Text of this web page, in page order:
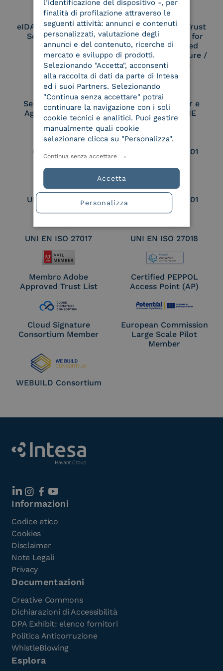
eIDAS Qualified Trust
Service Provider
eIDAS Qualified Trust
Service Provider for
Remote Qualified
Electronic Signature /
Seal Creation
Service Provider e
Aggregatore SPID
Service Provider e
Aggregatore CIE
Conservatore
qualificato
UNI EN ISO 37001
UNI EN ISO 9001 UNI EN ISO 27001
UNI EN ISO 27017 UNI EN ISO 27018
Membro Adobe
Approved Trust List
Certified PEPPOL
Access Point (AP)
Cloud Signature
Consortium Member
European Commission
Large Scale Pilot
Member
WEBUILD Consortium
Informazioni
Codice etico
Cookies
Disclaimer
Note Legali
Privacy
Documentazioni
Creative Commons
Dichiarazioni di Accessibilità
DPA Exhibit: elenco fornitori
Politica Anticorruzione
WhistleBlowing
Esplora
l’identificazione del dispositivo -, per
finalità di profilazione attraverso le
seguenti attività: annunci e contenuti
personalizzati, valutazione degli
annunci e del contenuto, ricerche di
mercato e sviluppo di prodotti.
Selezionando "Accetta", acconsenti
alla raccolta di dati da parte di Intesa
ed i suoi Partners. Selezionando
"Continua senza accettare" potrai
continuare la navigazione con i soli
cookie tecnici e analitici. Puoi gestire
manualmente quali cookie
selezionare clicca su "Personalizza".
Accetta
Continua senza accettare
Personalizza